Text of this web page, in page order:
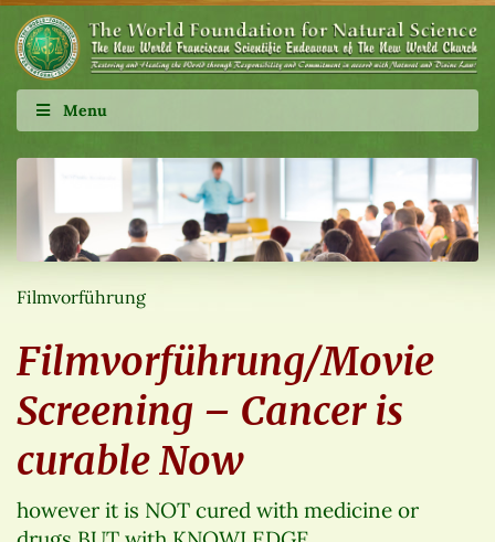
Menu
Filmvorführung
Filmvorführung/Movie
Screening – Cancer is
curable Now
however it is NOT cured with medicine or